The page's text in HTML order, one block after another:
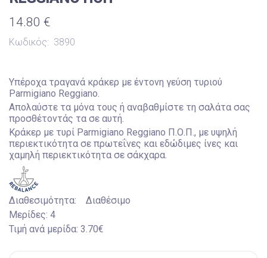
14.80 €
Κωδικός: 3890
Υπέροχα τραγανά κράκερ με έντονη γεύση τυριού
Parmigiano Reggiano.
Απολαύστε τα μόνα τους ή αναβαθμίστε τη σαλάτα σας
προσθέτοντάς τα σε αυτή.
Κράκερ με τυρί Parmigiano Reggiano Π.Ο.Π., με υψηλή
περιεκτικότητα σε πρωτεΐνες και εδώδιμες ίνες και
χαμηλή περιεκτικότητα σε σάκχαρα.
Διαθεσιμότητα:
Διαθέσιμο
Μερίδες: 4
Τιμή ανά μερίδα: 3.70€